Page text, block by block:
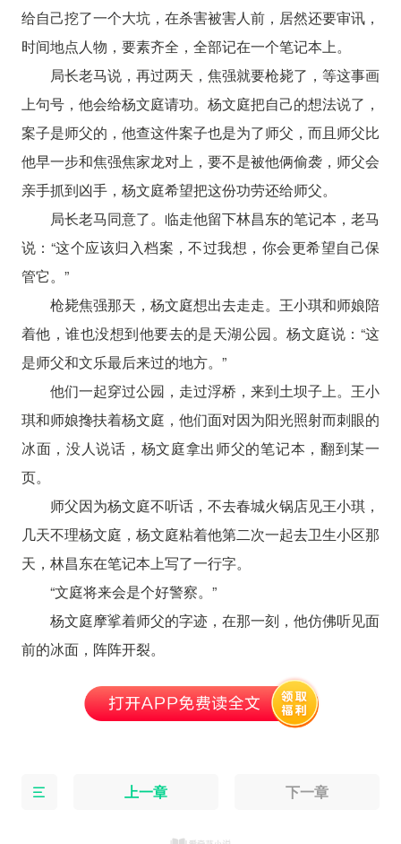
给自己挖了一个大坑，在杀害被害人前，居然还要审讯，
时间地点人物，要素齐全，全部记在一个笔记本上。
局长老马说，再过两天，焦强就要枪毙了，等这事画
上句号，他会给杨文庭请功。杨文庭把自己的想法说了，
案子是师父的，他查这件案子也是为了师父，而且师父比
他早一步和焦强焦家龙对上，要不是被他俩偷袭，师父会
亲手抓到凶手，杨文庭希望把这份功劳还给师父。
局长老马同意了。临走他留下林昌东的笔记本，老马
说：“这个应该归入档案，不过我想，你会更希望自己保
管它。”
枪毙焦强那天，杨文庭想出去走走。王小琪和师娘陪
着他，谁也没想到他要去的是天湖公园。杨文庭说：“这
是师父和文乐最后来过的地方。”
他们一起穿过公园，走过浮桥，来到土坝子上。王小
琪和师娘搀扶着杨文庭，他们面对因为阳光照射而刺眼的
冰面，没人说话，杨文庭拿出师父的笔记本，翻到某一
页。
师父因为杨文庭不听话，不去春城火锅店见王小琪，
几天不理杨文庭，杨文庭粘着他第二次一起去卫生小区那
天，林昌东在笔记本上写了一行字。
“文庭将来会是个好警察。”
杨文庭摩挲着师父的字迹，在那一刻，他仿佛听见面
前的冰面，阵阵开裂。
上一章 下一章